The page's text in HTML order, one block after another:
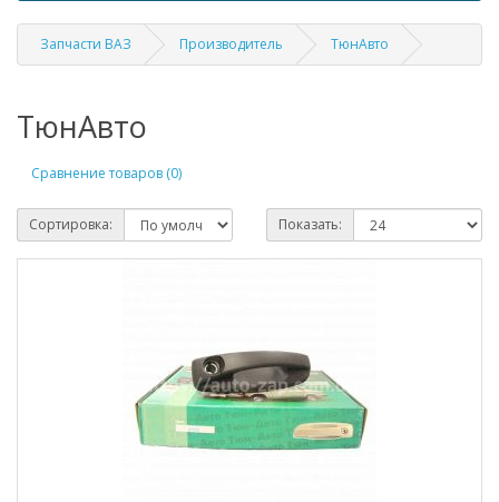
Запчасти ВАЗ Производитель ТюнАвто
ТюнАвто
Сравнение товаров (0)
Сортировка: Показать: